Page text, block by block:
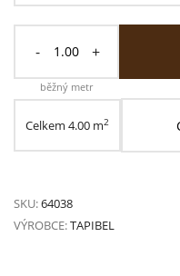
- +
běžný metr
Celkem 4.00 m2
SKU:64038
VÝROBCE:TAPIBEL